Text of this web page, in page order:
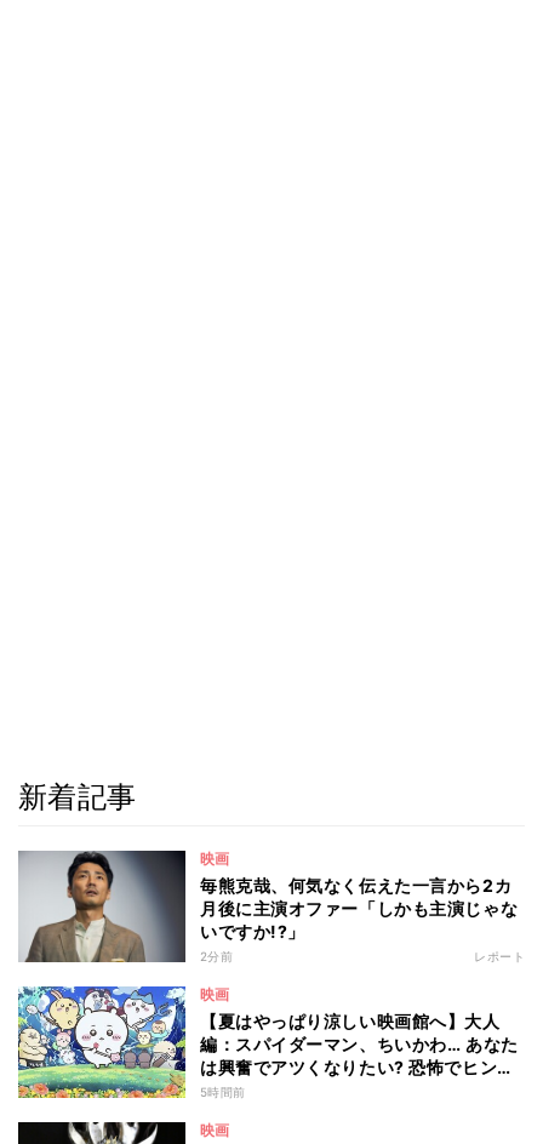
新着記事
映画
毎熊克哉、何気なく伝えた一言から2カ
月後に主演オファー「しかも主演じゃな
いですか!?」
2分前 レポート
映画
【夏はやっぱり涼しい映画館へ】大人
編：スパイダーマン、ちいかわ… あなた
は興奮でアツくなりたい? 恐怖でヒンヤ
リしたい? - 編集部が注目する最新映画5
5時間前
映画